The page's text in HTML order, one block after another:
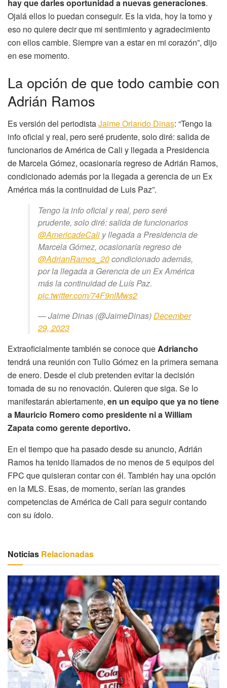
hay que darles oportunidad a nuevas generaciones.
Ojalá ellos lo puedan conseguir. Es la vida, hoy la tomo y
eso no quiere decir que mi sentimiento y agradecimiento
con ellos cambie. Siempre van a estar en mi corazón”, dijo
en ese momento.
La opción de que todo cambie con
Adrián Ramos
Es versión del periodistaJaime Orlando Dinas: “Tengo la
info oficial y real, pero seré prudente, solo diré: salida de
funcionarios de América de Cali y llegada a Presidencia
de Marcela Gómez, ocasionaría regreso de Adrián Ramos,
condicionado además por la llegada a gerencia de un Ex
América más la continuidad de Luis Paz”.
Tengo la info oficial y real, pero seré
prudente, solo diré: salida de funcionarios
@AmericadeCali y llegada a Presidencia de
Marcela Gómez, ocasionaría regreso de
@AdrianRamos_20condicionado además,
por la llegada a Gerencia de un Ex América
más la continuidad de Luís Paz.
pic.twitter.com/74F9nlMws2
— Jaime Dinas (@JaimeDinas)December
29, 2023
Extraoficialmente también se conoce queAdriancho
tendrá una reunión con Tulio Gómez en la primera semana
de enero. Desde el club pretenden evitar la decisión
tomada de su no renovación. Quieren que siga. Se lo
manifestarán abiertamente, en un equipo que ya no tiene
a Mauricio Romero como presidente ni a William
Zapata como gerente deportivo.
En el tiempo que ha pasado desde su anuncio, Adrián
Ramos ha tenido llamados de no menos de 5 equipos del
FPC que quisieran contar con él. También hay una opción
en la MLS. Esas, de momento, serían las grandes
competencias de América de Cali para seguir contando
con su ídolo.
Noticias Relacionadas